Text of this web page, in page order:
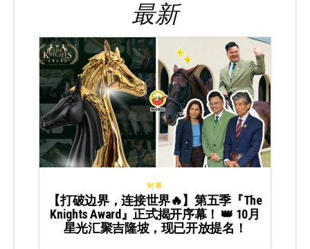
最新
时事
【打破边界，连接世界🔥】第五季『The
Knights Award』正式揭开序幕！ 👑 10月
星光汇聚吉隆坡，现已开放提名！